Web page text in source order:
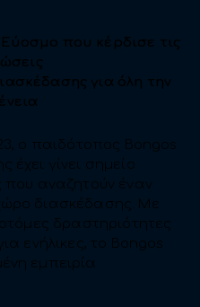
που κέρδισε τις
για όλη την
ο παιδότοπος Bongos
γίνει σημείο
που αναζητούν έναν
διασκέδασης. Με
δραστηριότητες
ενήλικες, το Bongos
εμπειρία